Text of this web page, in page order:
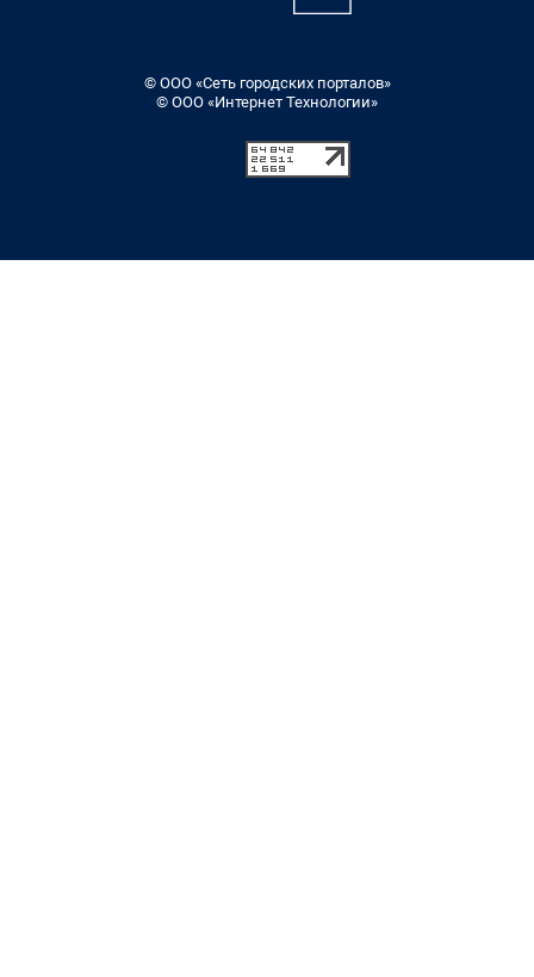
© ООО «Сеть городских порталов»
© ООО «Интернет Технологии»